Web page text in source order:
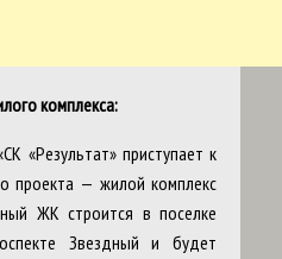
комплекса:
«Результат» приступает к
проекта — жилой комплекс
ЖК строится в поселке
Звездный и будет